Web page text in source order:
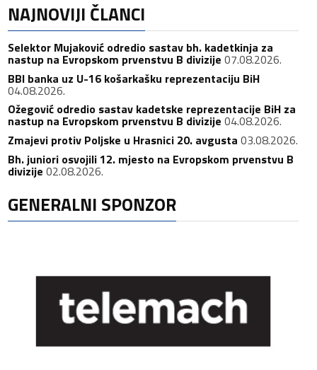
NAJNOVIJI ČLANCI
Selektor Mujaković odredio sastav bh. kadetkinja za
nastup na Evropskom prvenstvu B divizije 07.08.2026.
BBI banka uz U-16 košarkašku reprezentaciju BiH
04.08.2026.
Ožegović odredio sastav kadetske reprezentacije BiH za
nastup na Evropskom prvenstvu B divizije 04.08.2026.
Zmajevi protiv Poljske u Hrasnici 20. avgusta 03.08.2026.
Bh. juniori osvojili 12. mjesto na Evropskom prvenstvu B
divizije 02.08.2026.
GENERALNI SPONZOR